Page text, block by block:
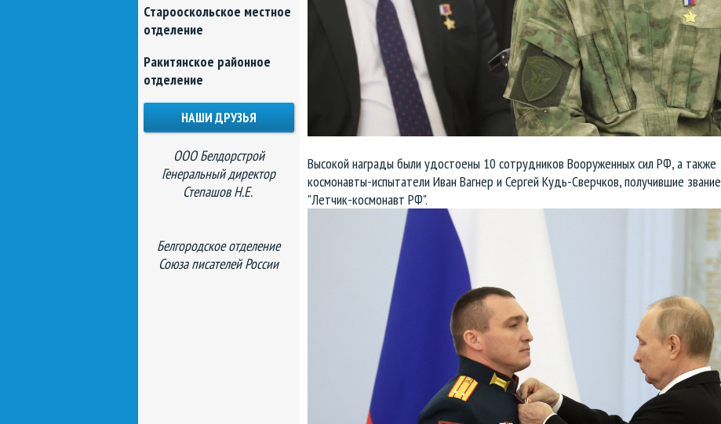
Высокой награды были удостоены 10 сотрудников Вооруженных сил РФ, а также
космонавты-испытатели Иван Вагнер и Сергей Кудь-Сверчков, получившие звание
"Летчик-космонавт РФ".
Старооскольское местное
отделение
Ракитянское районное
отделение
НАШИ ДРУЗЬЯ
ООО Белдорстрой
Генеральный директор
Степашов Н.Е.
Белгородское отделение
Союза писателей России